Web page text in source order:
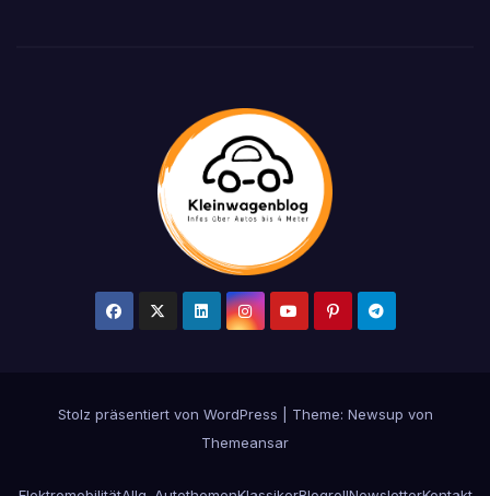
Stolz präsentiert von WordPress
Theme: Newsup von
Themeansar